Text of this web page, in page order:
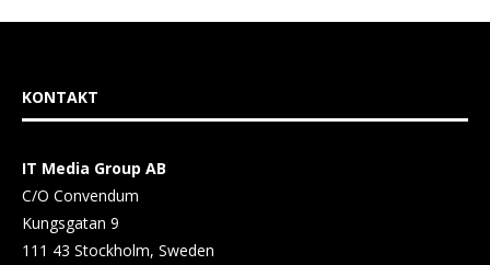
KONTAKT
IT Media Group AB
C/O Convendum
Kungsgatan 9
111 43 Stockholm, Sweden